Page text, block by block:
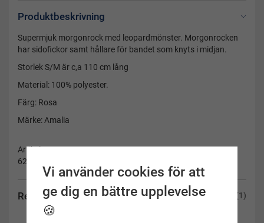
Produktbeskrivning
Recensioner (1)
Supermjuk morgonrock med leopardmönster. Morgonrocken
har sidofickor samt hållare för bandet som knyts i midjan.
Storlek S/M är c,a 110 cm lång
Material: 100% polyester.
Färg: Rosa
Märke: Amalia
Artikelnummer:
6274700-rosa-L/XL
Vi använder cookies för att
ge dig en bättre upplevelse
🍪